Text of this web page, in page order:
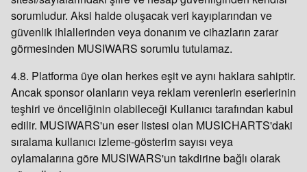
sorumludur. Aksi halde oluşacak veri kayıplarından ve
güvenlik ihlallerinden veya donanım ve cihazların zarar
görmesinden MUSIWARS sorumlu tutulamaz.
4.8. Platforma üye olan herkes eşit ve aynı haklara sahiptir.
Ancak sponsor olanların veya reklam verenlerin eserlerinin
teşhiri ve önceliğinin olabileceği Kullanıcı tarafından kabul
edilir. MUSIWARS'un eser listesi olan MUSICHARTS'daki
sıralama kullanıcı izleme-gösterim sayısı veya
oylamalarına göre MUSIWARS'un takdirine bağlı olarak